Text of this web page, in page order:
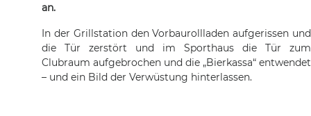
an.
In der Grillstation den Vorbaurollladen aufgerissen und
die Tür zerstört und im Sporthaus die Tür zum
Clubraum aufgebrochen und die „Bierkassa“ entwendet
– und ein Bild der Verwüstung hinterlassen.